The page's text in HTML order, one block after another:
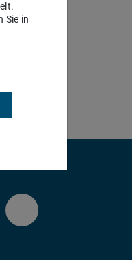
Darmstadt
der TUSeite der
YouTube-
Sie in